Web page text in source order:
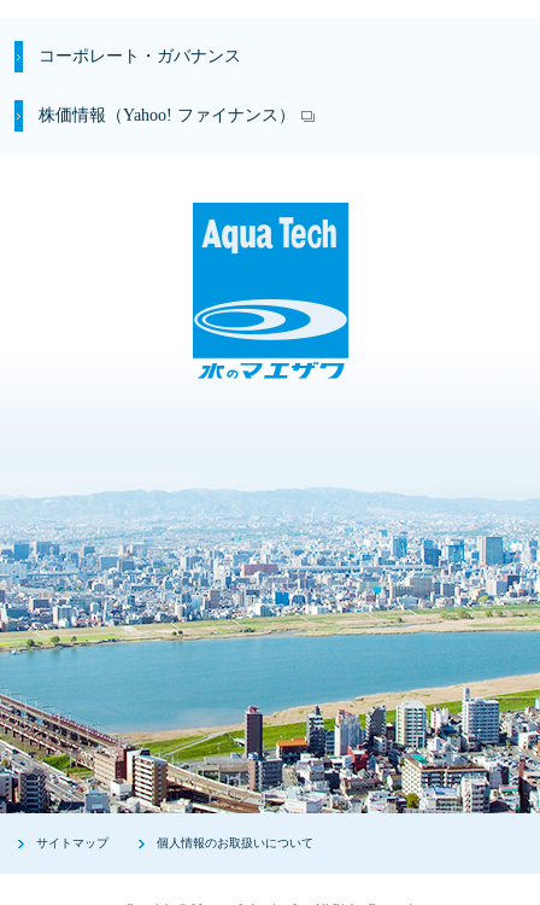
コーポレート・ガバナンス
株価情報（Yahoo! ファイナンス）
サイトマップ 個人情報のお取扱いについて